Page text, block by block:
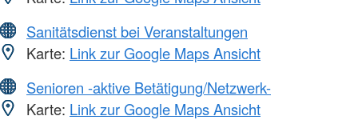
Sanitätsdienst bei Veranstaltungen
Karte: Link zur Google Maps Ansicht
Senioren -aktive Betätigung/Netzwerk-
Karte: Link zur Google Maps Ansicht